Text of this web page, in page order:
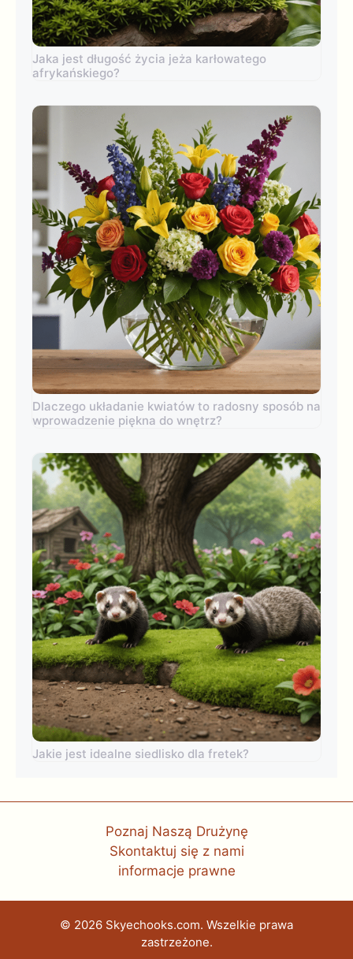
Jaka jest długość życia jeża karłowatego
afrykańskiego?
Dlaczego układanie kwiatów to radosny sposób na
wprowadzenie piękna do wnętrz?
Jakie jest idealne siedlisko dla fretek?
Poznaj Naszą Drużynę
Skontaktuj się z nami
informacje prawne
© 2026 Skyechooks.com. Wszelkie prawa
zastrzeżone.